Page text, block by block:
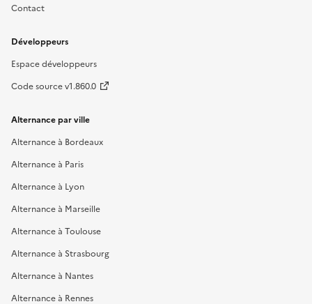
Contact
Développeurs
Espace développeurs
Code source v1.860.0
Alternance par ville
Alternance à Bordeaux
Alternance à Paris
Alternance à Lyon
Alternance à Marseille
Alternance à Toulouse
Alternance à Strasbourg
Alternance à Nantes
Alternance à Rennes